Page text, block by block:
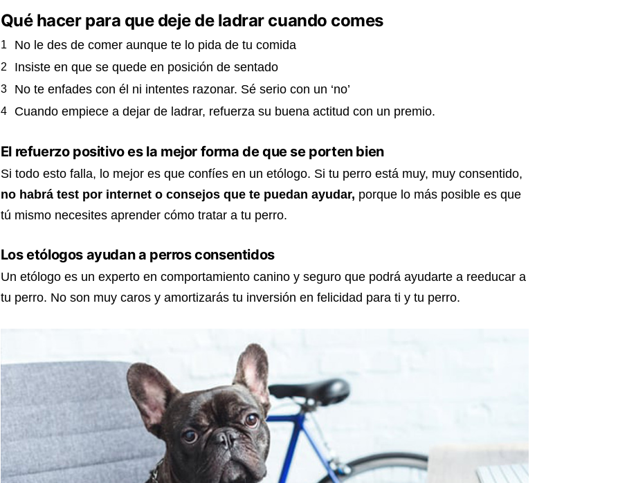
Qué hacer para que deje de ladrar cuando comes
No le des de comer aunque te lo pida de tu comida
Insiste en que se quede en posición de sentado
No te enfades con él ni intentes razonar. Sé serio con un ‘no’
Cuando empiece a dejar de ladrar, refuerza su buena actitud con un premio.
El refuerzo positivo es la mejor forma de que se porten bien
Si todo esto falla, lo mejor es que confíes en un etólogo. Si tu perro está muy, muy consentido,
no habrá test por internet o consejos que te puedan ayudar, porque lo más posible es que
tú mismo necesites aprender cómo tratar a tu perro.
Los etólogos ayudan a perros consentidos
Un etólogo es un experto en comportamiento canino y seguro que podrá ayudarte a reeducar a
tu perro. No son muy caros y amortizarás tu inversión en felicidad para ti y tu perro.